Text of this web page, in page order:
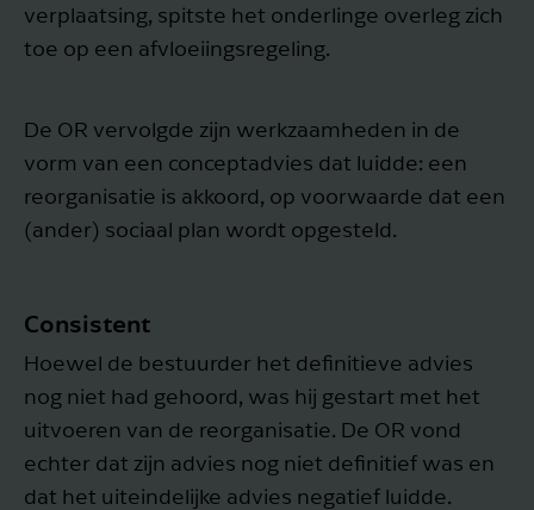
verplaatsing, spitste het onderlinge overleg zich
toe op een afvloeiingsregeling.
De OR vervolgde zijn werkzaamheden in de
vorm van een conceptadvies dat luidde: een
reorganisatie is akkoord, op voorwaarde dat een
(ander) sociaal plan wordt opgesteld.
Consistent
Hoewel de bestuurder het definitieve advies
nog niet had gehoord, was hij gestart met het
uitvoeren van de reorganisatie. De OR vond
echter dat zijn advies nog niet definitief was en
dat het uiteindelijke advies negatief luidde.